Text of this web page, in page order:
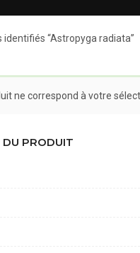
identifiés “Astropyga radiata”
ne correspond à votre
DU PRODUIT